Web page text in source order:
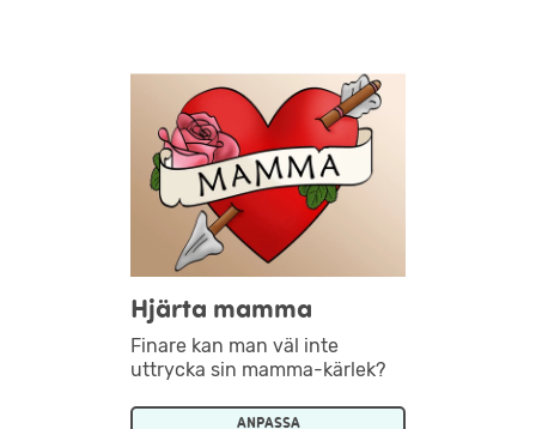
Hjärta mamma
Finare kan man väl inte
uttrycka sin mamma-kärlek?
ANPASSA